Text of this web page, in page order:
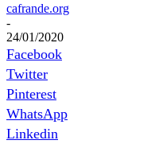
cafrande.org
-
24/01/2020
Facebook
Twitter
Pinterest
WhatsApp
Linkedin